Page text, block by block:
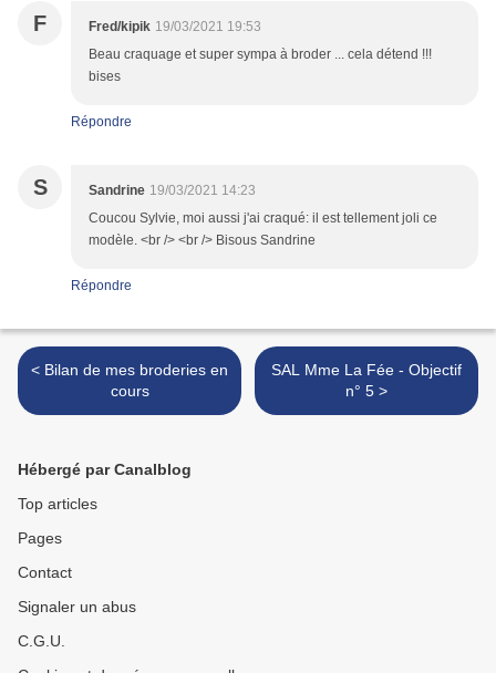
F Fred/kipik 19/03/2021 19:53
Beau craquage et super sympa à broder ... cela détend !!!
bises
Répondre
S Sandrine 19/03/2021 14:23
Coucou Sylvie, moi aussi j'ai craqué: il est tellement joli ce
modèle. <br /> <br /> Bisous Sandrine
Répondre
< Bilan de mes broderies en
cours
SAL Mme La Fée - Objectif
n° 5 >
Hébergé par Canalblog
Top articles
Pages
Contact
Signaler un abus
C.G.U.